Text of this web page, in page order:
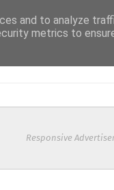
Responsive
and to analyze
metrics to